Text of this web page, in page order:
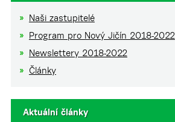
Naši zastupitelé
Program pro Nový Jičín 2018-2022
Newslettery 2018-2022
Články
Aktuální články